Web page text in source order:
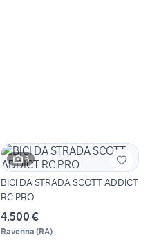
6
BICI DA STRADA SCOTT ADDICT
RC PRO
4.500 €
Ravenna (RA)